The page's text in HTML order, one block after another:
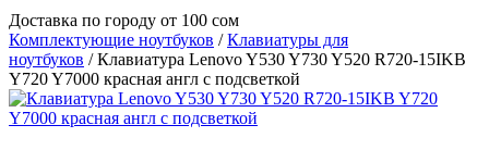
Доставка по городу от 100 сом
Комплектующие ноутбуков /Клавиатуры для
ноутбуков / Клавиатура Lenovo Y530 Y730 Y520 R720-15IKB
Y720 Y7000 красная англ с подсветкой